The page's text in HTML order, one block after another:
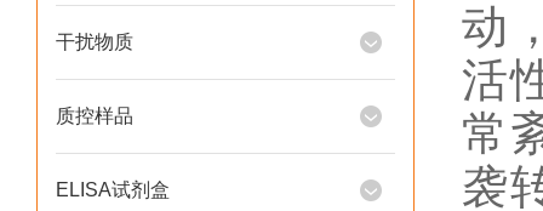
干扰物质
质控样品
ELISA试剂盒
动
活
常
袭